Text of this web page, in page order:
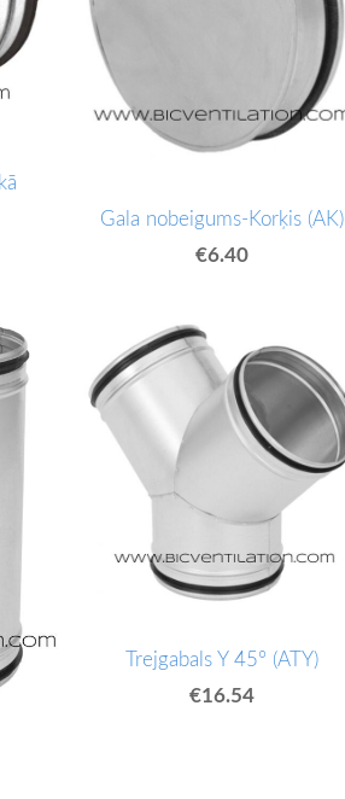
Gala nobeigums-Korķis (AK)
€6.40
Trejgabals Y 45° (ATY)
€16.54